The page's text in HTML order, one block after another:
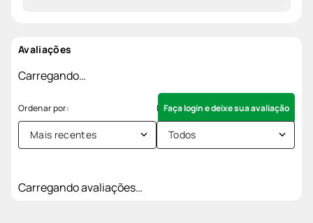
Avaliações
Carregando…
Faça login e deixe sua avaliação
Mais recentes Todos
Carregando avaliações…